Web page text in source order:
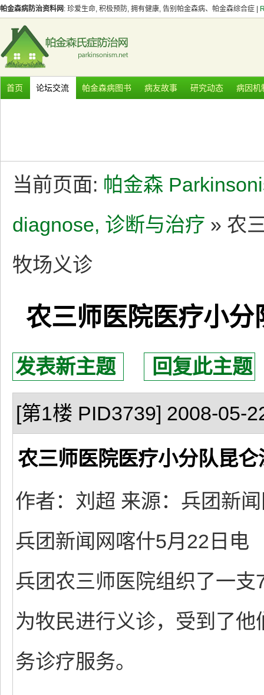
帕金森病防治资料网 : 珍爱生命, 积极预防, 拥有健康, 告别帕金森病、帕金森综合症 |
首页 论坛交流 帕金森病图书 病友故事 研究动态 病因机
当前页面: 帕金森
diagnose, 诊断与治疗 » 农
牧场义诊
农三师医院医疗小
发表新主题 回复此主题
[第1楼 PID3739] 2008-05-
农三师医院医疗小分队昆
作者：刘超 来源：兵团新
兵团新闻网喀什5月22日电
兵团农三师医院组织了一
为牧民进行义诊，受到了
务诊疗服务。